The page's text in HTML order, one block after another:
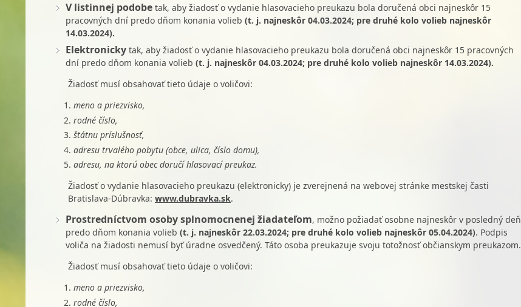
V listinnej podobe tak, aby žiadosť o vydanie hlasovacieho preukazu bola doručená obci najneskôr 15
pracovných dní predo dňom konania volieb (t. j. najneskôr 04.03.2024; pre druhé kolo volieb najneskôr
14.03.2024).
Elektronicky tak, aby žiadosť o vydanie hlasovacieho preukazu bola doručená obci najneskôr 15 pracovných
dní predo dňom konania volieb (t. j. najneskôr 04.03.2024; pre druhé kolo volieb najneskôr 14.03.2024).
Žiadosť musí obsahovať tieto údaje o voličovi:
meno a priezvisko,
rodné číslo,
štátnu príslušnosť,
adresu trvalého pobytu (obce, ulica, číslo domu),
adresu, na ktorú obec doručí hlasovací preukaz.
Žiadosť o vydanie hlasovacieho preukazu (elektronicky) je zverejnená na webovej stránke mestskej časti
Bratislava-Dúbravka: www.dubravka.sk.
Prostredníctvom osoby splnomocnenej žiadateľom, možno požiadať osobne najneskôr v posledný deň
predo dňom konania volieb (t. j. najneskôr 22.03.2024; pre druhé kolo volieb najneskôr 05.04.2024). Podpis
voliča na žiadosti nemusí byť úradne osvedčený. Táto osoba preukazuje svoju totožnosť občianskym preukazom.
Žiadosť musí obsahovať tieto údaje o voličovi:
meno a priezvisko,
rodné číslo,